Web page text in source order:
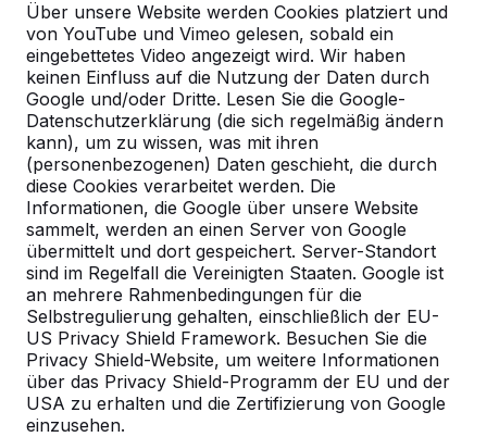
Über unsere Website werden Cookies platziert und
von YouTube und Vimeo gelesen, sobald ein
eingebettetes Video angezeigt wird. Wir haben
keinen Einfluss auf die Nutzung der Daten durch
Google und/oder Dritte. Lesen Sie die Google-
Datenschutzerklärung (die sich regelmäßig ändern
kann), um zu wissen, was mit ihren
(personenbezogenen) Daten geschieht, die durch
diese Cookies verarbeitet werden. Die
Informationen, die Google über unsere Website
sammelt, werden an einen Server von Google
übermittelt und dort gespeichert. Server-Standort
sind im Regelfall die Vereinigten Staaten. Google ist
an mehrere Rahmenbedingungen für die
Selbstregulierung gehalten, einschließlich der EU-
US Privacy Shield Framework. Besuchen Sie die
Privacy Shield-Website, um weitere Informationen
über das Privacy Shield-Programm der EU und der
USA zu erhalten und die Zertifizierung von Google
einzusehen.
Zie ook
Bauhof Eberswalde
Kontakt
HeBlad Deutschland
Diekerstraße 97
42781 Haan